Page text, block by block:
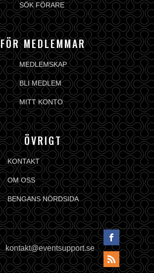
SÖK FÖRARE
FÖR MEDLEMMAR
MEDLEMSKAP
BLI MEDLEM
MITT KONTO
ÖVRIGT
KONTAKT
OM OSS
BENGANS NÖRDSIDA
kontakt@eventsupport.se